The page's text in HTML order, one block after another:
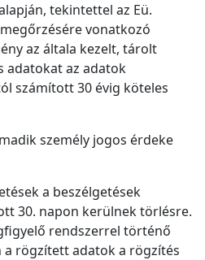
tekintettel az Eü.
vonatkozó
az általa kezelt, tárolt
adatokat az adatok
számított 30 évig köteles
személy jogos érdeke
a beszélgetések
30. napon kerülnek törlésre.
rendszerrel történő
rögzített adatok a rögzítés